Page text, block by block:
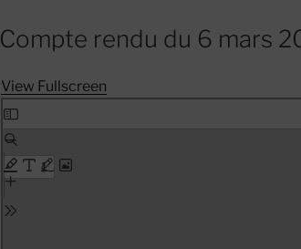
Compte rendu du 6 mars
View Fullscreen
Skip
to
PDF
content